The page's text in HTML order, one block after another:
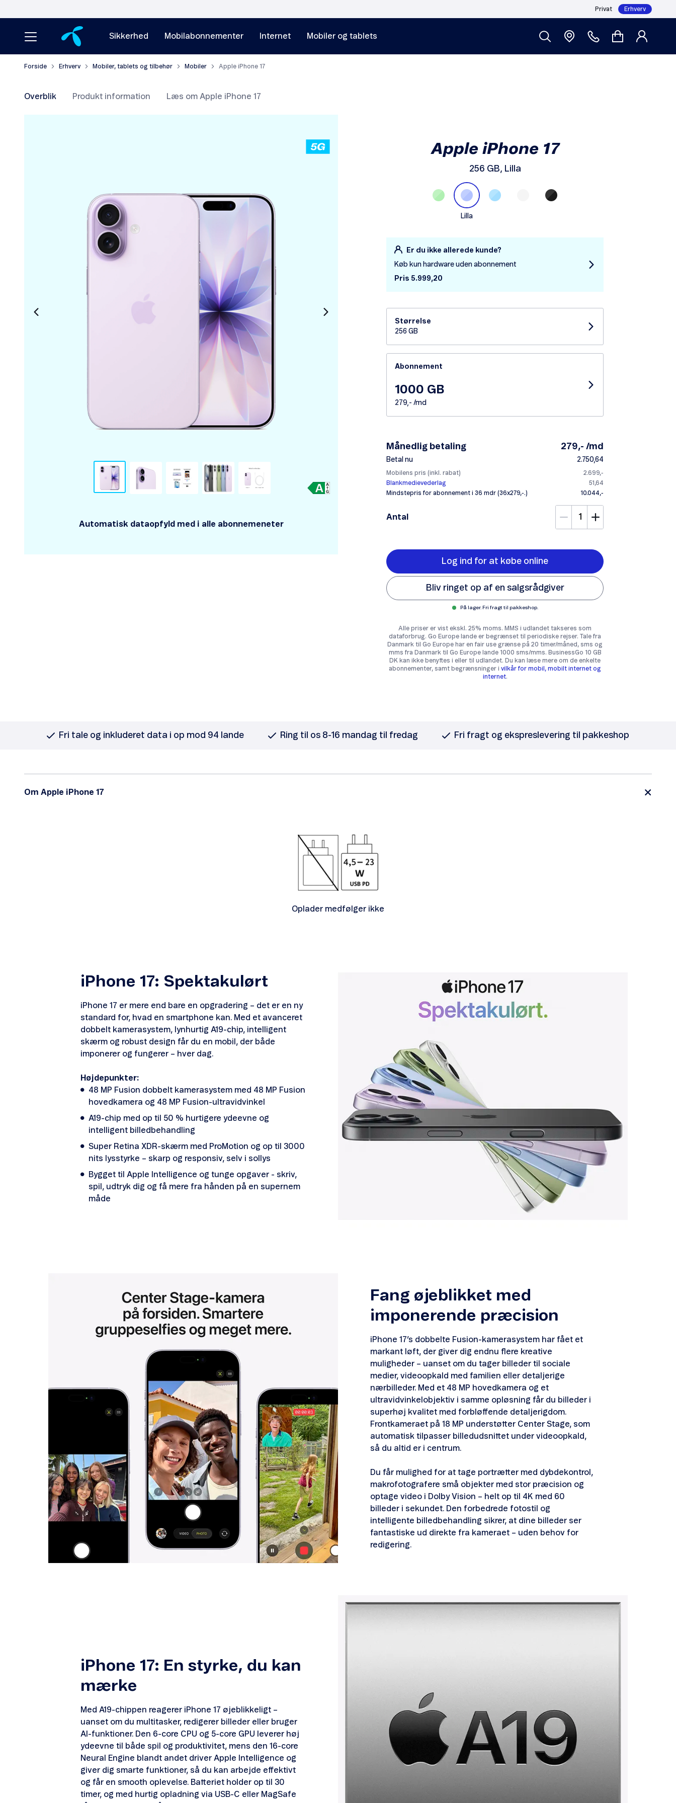
Privat Erhverv
Sikkerhed Mobilabonnementer Internet Mobiler og tablets
Forside Erhverv Mobiler, tablets og tilbehør Mobiler Apple iPhone 17
Overblik Produkt information Læs om Apple iPhone 17
Automatisk dataopfyld med i alle abonnemeneter
Apple iPhone 17
256 GB, Lilla
Lilla
Er du ikke allerede kunde?
Køb kun hardware uden abonnement
Pris 5.999,20
Størrelse
256 GB
Abonnement
1000 GB
279,- /md
Månedlig betaling 279,- /md
Betal nu 2.750,64
Mobilens pris (inkl. rabat)
2.699,-
Blankmedievederlag
51,64
Mindstepris for abonnement i 36 mdr (36x279,-.)
10.044,-
Antal
Log ind for at købe online
Bliv ringet op af en salgsrådgiver
På lager. Fri fragt til pakkeshop.
Alle priser er vist ekskl. 25% moms. MMS i udlandet takseres som
dataforbrug. Go Europe lande er begrænset til periodiske rejser. Tale fra
Danmark til Go Europe har en fair use grænse på 20 timer/måned, sms og
mms fra Danmark til Go Europe lande 1000 sms/mms. BusinessGo 10 GB
DK kan ikke benyttes i eller til udlandet. Du kan læse mere om de enkelte
abonnementer, samt begrænsninger i vilkår for mobil, mobilt internet og
internet.
Fri tale og inkluderet data i op mod 94 lande Ring til os 8-16 mandag til fredag Fri fragt og ekspreslevering til pakkeshop
Om Apple iPhone 17
Oplader medfølger ikke
iPhone 17: Spektakulørt
iPhone 17 er mere end bare en opgradering – det er en ny
standard for, hvad en smartphone kan. Med et avanceret
dobbelt kamerasystem, lynhurtig A19-chip, intelligent
skærm og robust design får du en mobil, der både
imponerer og fungerer – hver dag.
Højdepunkter:
48 MP Fusion dobbelt kamerasystem med 48 MP Fusion
hovedkamera og 48 MP Fusion-ultra­vid­vinkel
A19-chip med op til 50 % hurtigere ydeevne og
intelligent billedbehandling
Super Retina XDR-skærm med ProMotion og op til 3000
nits lysstyrke – skarp og responsiv, selv i sollys
Bygget til Apple Intelligence og tunge opgaver - skriv,
spil, udtryk dig og få mere fra hånden på en supernem
måde
Fang øjeblikket med
imponerende præcision
iPhone 17’s dobbelte Fusion-kamerasystem har fået et
markant løft, der giver dig endnu flere kreative
muligheder – uanset om du tager billeder til sociale
medier, videoopkald med familien eller detaljerige
nærbilleder. Med et 48 MP hovedkamera og et
ultravidvinkelobjektiv i samme opløsning får du billeder i
superhøj kvalitet med forbløffende detaljerigdom.
Frontkameraet på 18 MP understøtter Center Stage, som
automatisk tilpasser billedudsnittet under videoopkald,
så du altid er i centrum.
Du får mulighed for at tage portrætter med dybdekontrol,
makrofotografere små objekter med stor præcision og
optage video i Dolby Vision – helt op til 4K med 60
billeder i sekundet. Den forbedrede fotostil og
intelligente billedbehandling sikrer, at dine billeder ser
fantastiske ud direkte fra kameraet – uden behov for
redigering.
iPhone 17: En styrke, du kan
mærke
Med A19-chippen reagerer iPhone 17 øjeblikkeligt –
uanset om du multitasker, redigerer billeder eller bruger
AI-funktioner. Den 6-core CPU og 5-core GPU leverer høj
ydeevne til både spil og produktivitet, mens den 16-core
Neural Engine blandt andet driver Apple Intelligence og
giver dig smarte funktioner, så du kan arbejde effektivt
og får en smooth oplevelse. Batteriet holder op til 30
timer, og med hurtig opladning via USB-C eller MagSafe